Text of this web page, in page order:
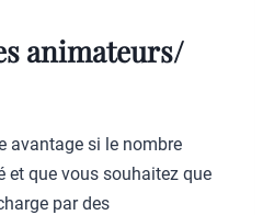
animateurs/
avantage si le nombre
et que vous souhaitez que
par des